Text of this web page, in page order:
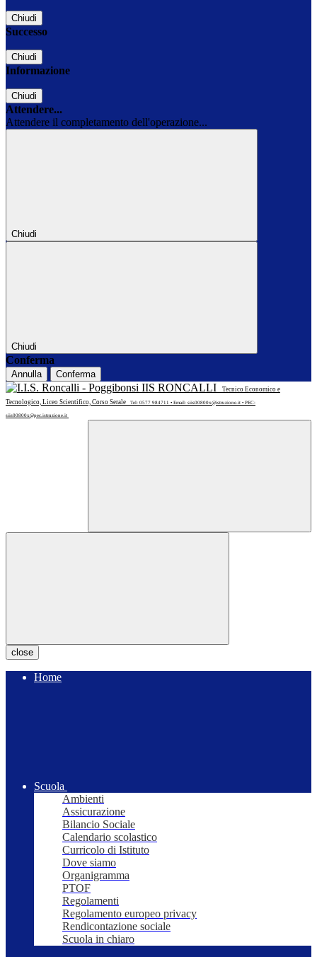
Chiudi
Successo
Chiudi
Informazione
Chiudi
Attendere...
Attendere il completamento dell'operazione...
Chiudi
Chiudi
Conferma
Annulla Conferma
IIS RONCALLI
Tecnico Economico e
Tecnologico, Liceo Scientifico, Corso Serale
Tel: 0577 984711 • Email: siis00800x@istruzione.it • PEC:
siis00800x@pec.istruzione.it
close
Home
Scuola
Ambienti
Assicurazione
Bilancio Sociale
Calendario scolastico
Curricolo di Istituto
Dove siamo
Organigramma
PTOF
Regolamenti
Regolamento europeo privacy
Rendicontazione sociale
Scuola in chiaro